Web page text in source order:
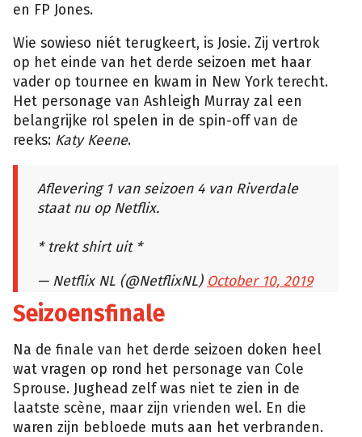
en FP Jones.
Wie sowieso niét terugkeert, is Josie. Zij vertrok
op het einde van het derde seizoen met haar
vader op tournee en kwam in New York terecht.
Het personage van Ashleigh Murray zal een
belangrijke rol spelen in de spin-off van de
reeks: Katy Keene.
Aflevering 1 van seizoen 4 van Riverdale
staat nu op Netflix.
* trekt shirt uit *
— Netflix NL (@NetflixNL) October 10, 2019
Seizoensfinale
Na de finale van het derde seizoen doken heel
wat vragen op rond het personage van Cole
Sprouse. Jughead zelf was niet te zien in de
laatste scène, maar zijn vrienden wel. En die
waren zijn bebloede muts aan het verbranden.